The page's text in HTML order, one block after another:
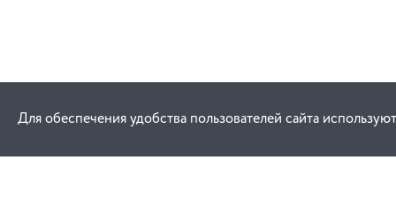
Для обеспечения удобства пользователей сайта